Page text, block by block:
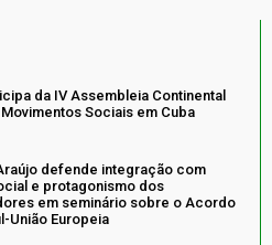
da IV Assembleia Continental
Movimentos Sociais em Cuba
defende integração com
e protagonismo dos
em seminário sobre o Acordo
União Europeia